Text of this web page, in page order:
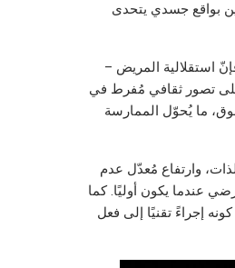
بواقع جسدي يتحدى
استقلالية المريض –
على تصور ثقافي مُفرط في
ما يُحوّل الممارسة
وارتفاع مُعدّل عدم
عندما يكون أوليًا. كما
إجراءً تقنيًا إلى فعل